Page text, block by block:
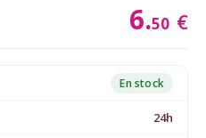
6.50 €
En stock
24h